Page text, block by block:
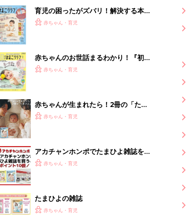
育児の困ったがズバリ！解決する本
『ひよこクラブ 秋号』 4カ月～2才
赤ちゃん・育児
赤ちゃんのお世話まるわかり！『初め
てのひよこクラブ 夏号』〈巻頭大特
赤ちゃん・育児
赤ちゃんが生まれたら！2冊の「たま
ひよ」
赤ちゃん・育児
アカチャンホンポでたまひよ雑誌を買
うとポイント10倍【期間限定】
赤ちゃん・育児
たまひよの雑誌
赤ちゃん・育児